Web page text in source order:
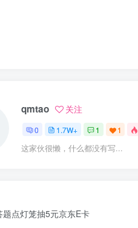
qmtao 关注
0 1.7W+ 1 1
这家伙很懒，什么都没有写...
题点灯笼抽5元京东E卡